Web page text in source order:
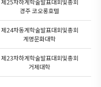
제25차하계학술발표대회및총회
경주 코오롱호텔
제24차동계학술발표대회및총회
계명문화대학
제23차하계학술발표대회및총회
거제대학